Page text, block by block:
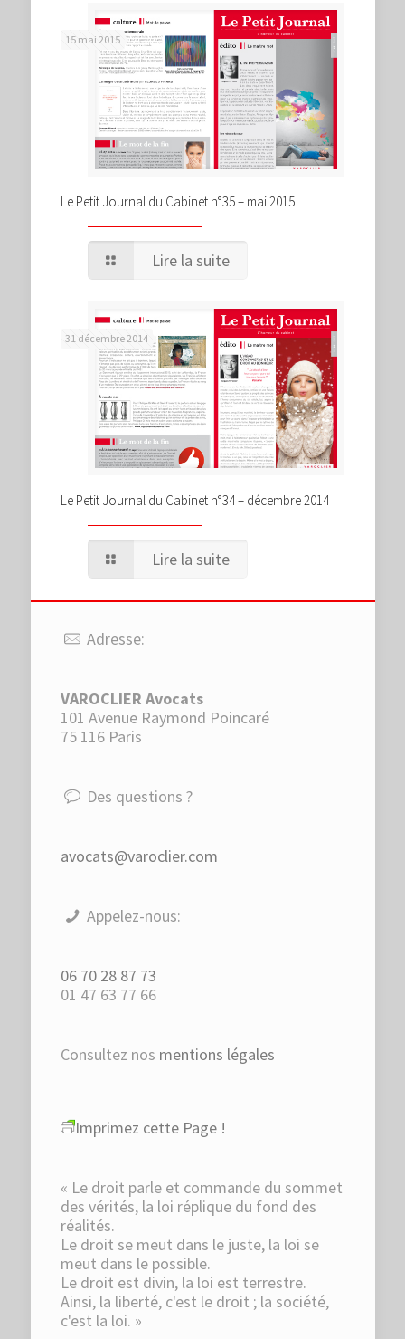
15 mai 2015
Le Petit Journal du Cabinet n°35 – mai 2015
Lire la suite
31 décembre 2014
Le Petit Journal du Cabinet n°34 – décembre 2014
Lire la suite
Adresse:
VAROCLIER Avocats
101 Avenue Raymond Poincaré
75 116 Paris
Des questions ?
avocats@varoclier.com
Appelez-nous:
06 70 28 87 73
01 47 63 77 66
Consultez nos mentions légales
Imprimez cette Page !
« Le droit parle et commande du sommet
des vérités, la loi réplique du fond des
réalités.
Le droit se meut dans le juste, la loi se
meut dans le possible.
Le droit est divin, la loi est terrestre.
Ainsi, la liberté, c'est le droit ; la société,
c'est la loi. »